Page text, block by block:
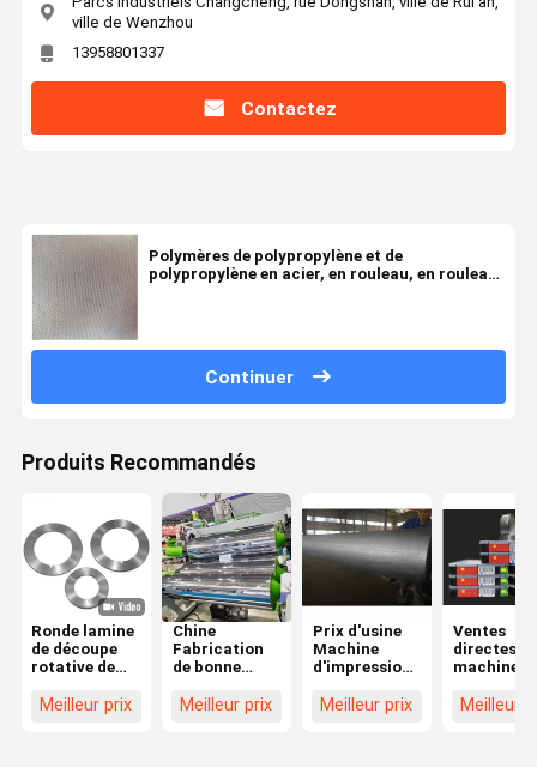
ville de Wenzhou
13958801337
Contactez
Polymères de polypropylène et de
polypropylène en acier, en rouleau, en rouleau,
Continuer
Produits Recommandés
Ronde lamine
de découpe
rotative de
précision
Meilleur prix
Chine
Fabrication
de bonne
en acier poli
Meilleur prix
Prix d'usine
Machine
d'impression
Machine de
Meilleur prix
Ventes
directes de
machines
de haute
Meilleur